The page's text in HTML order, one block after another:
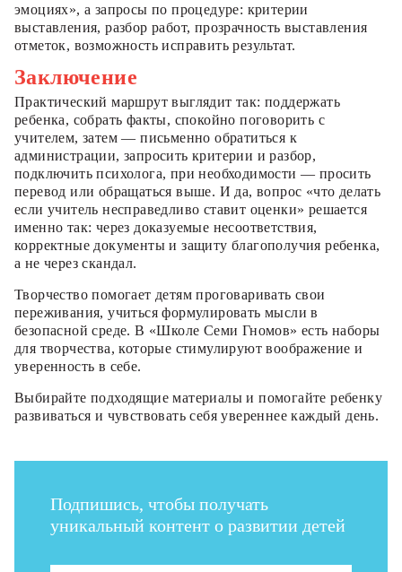
эмоциях», а запросы по процедуре: критерии
выставления, разбор работ, прозрачность выставления
отметок, возможность исправить результат.
Заключение
Практический маршрут выглядит так: поддержать
ребенка, собрать факты, спокойно поговорить с
учителем, затем — письменно обратиться к
администрации, запросить критерии и разбор,
подключить психолога, при необходимости — просить
перевод или обращаться выше. И да, вопрос «что делать
если учитель несправедливо ставит оценки» решается
именно так: через доказуемые несоответствия,
корректные документы и защиту благополучия ребенка,
а не через скандал.
Творчество помогает детям проговаривать свои
переживания, учиться формулировать мысли в
безопасной среде. В «Школе Семи Гномов» есть наборы
для творчества, которые стимулируют воображение и
уверенность в себе.
Выбирайте подходящие материалы и помогайте ребенку
развиваться и чувствовать себя увереннее каждый день.
Подпишись, чтобы получать
уникальный контент о развитии детей